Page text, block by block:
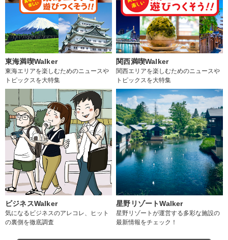
東海満喫Walker
東海エリアを楽しむためのニュースや
トピックスを大特集
関西満喫Walker
関西エリアを楽しむためのニュースや
トピックスを大特集
ビジネスWalker
気になるビジネスのアレコレ、ヒット
の裏側を徹底調査
星野リゾートWalker
星野リゾートが運営する多彩な施設の
最新情報をチェック！